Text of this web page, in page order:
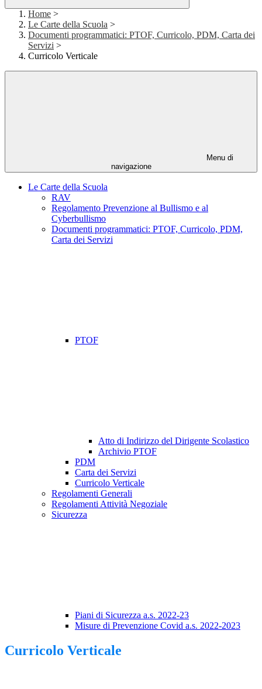
Home >
Le Carte della Scuola >
Documenti programmatici: PTOF, Curricolo, PDM, Carta dei
Servizi >
Curricolo Verticale
Menu di
navigazione
Le Carte della Scuola
RAV
Regolamento Prevenzione al Bullismo e al
Cyberbullismo
Documenti programmatici: PTOF, Curricolo, PDM,
Carta dei Servizi
PTOF
Atto di Indirizzo del Dirigente Scolastico
Archivio PTOF
PDM
Carta dei Servizi
Curricolo Verticale
Regolamenti Generali
Regolamenti Attività Negoziale
Sicurezza
Piani di Sicurezza a.s. 2022-23
Misure di Prevenzione Covid a.s. 2022-2023
Curricolo Verticale